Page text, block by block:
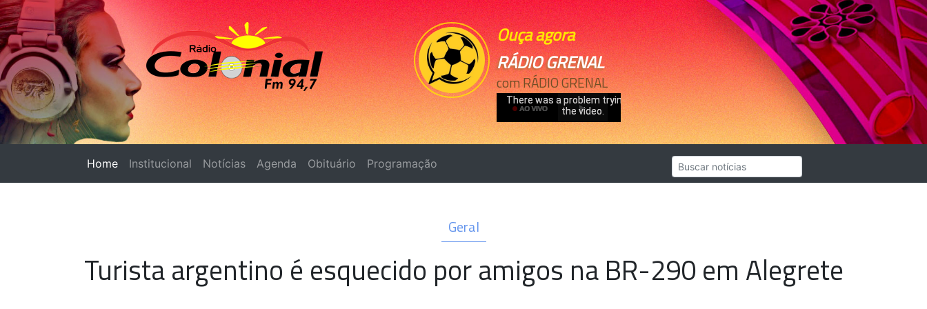
Ouça agora
RÁDIO GRENAL
com RÁDIO GRENAL
Home (página atual)
Institucional Notícias Agenda Obituário Programação
Geral
Turista argentino é esquecido por amigos na BR-290 em Alegrete